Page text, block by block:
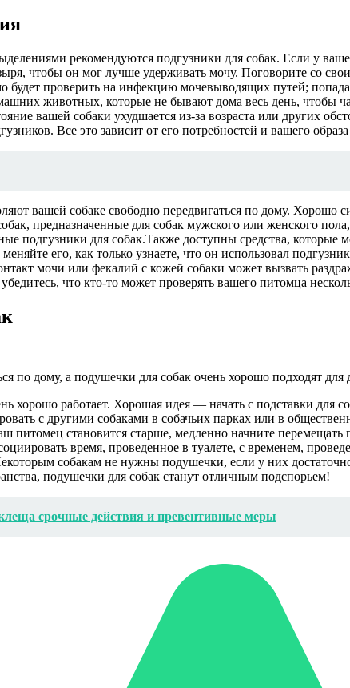
рекомендуются подгузники для собак. Если у
чтобы он мог лучше удерживать мочу. Поговорите со
будет проверить на инфекцию мочевыводящих путей;
животных, которые не бывают дома весь день,
вашей собаки ухудшается из-за возраста или других
Все это зависит от его потребностей и вашего
вашей собаке свободно передвигаться по дому. Хорошо
предназначенные для собак мужского или женского
подгузники для собак.Также доступны средства,
его, как только узнаете, что он использовал
мочи или фекалий с кожей собаки может вызвать
что кто-то может проверять вашего питомца
по дому, а подушечки для собак очень хорошо подходят для
хорошо работает. Хорошая идея — начать с подставки для
с другими собаками в собачьих парках или в
питомец становится старше, медленно начните
время, проведенное в туалете, с временем,
собакам не нужны подушечки, если у них
подушечки для собак станут отличным подспорьем!
срочные действия и превентивные меры